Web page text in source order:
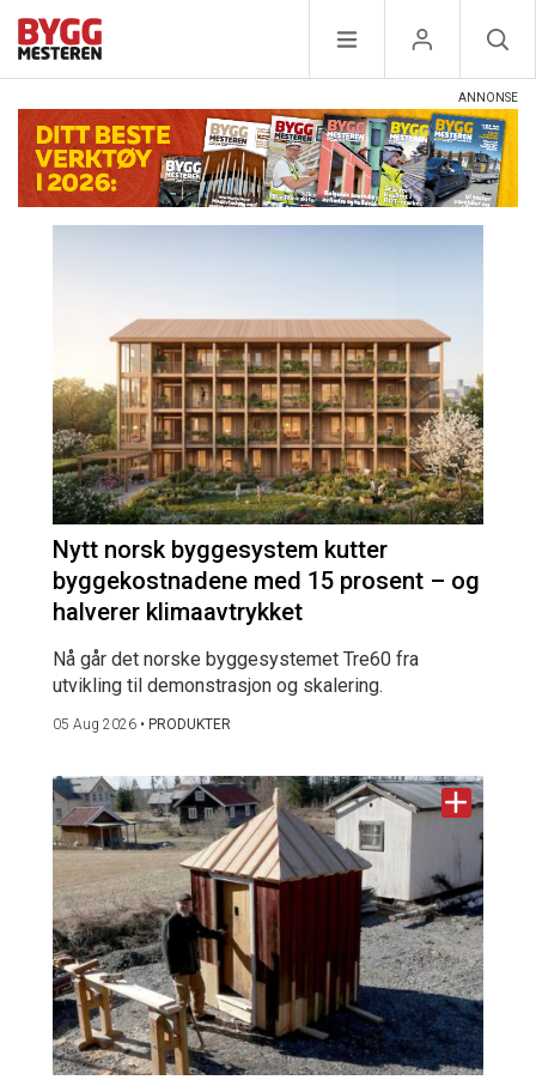
Nytt norsk byggesystem kutter
byggekostnadene med 15 prosent – og
halverer klimaavtrykket
Nå går det norske byggesystemet Tre60 fra
utvikling til demonstrasjon og skalering.
05 Aug 2026 • PRODUKTER